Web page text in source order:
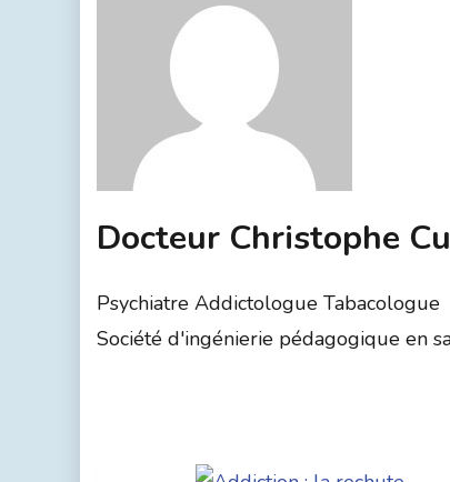
Docteur Christophe
Psychiatre Addictologue Tabacologue
Société d'ingénierie pédagogique en